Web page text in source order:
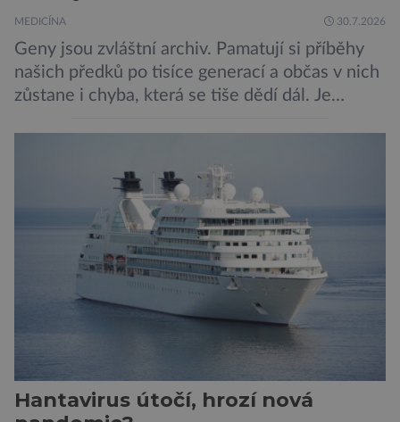
MEDICÍNA 30.7.2026
Geny jsou zvláštní archiv. Pamatují si příběhy
našich předků po tisíce generací a občas v nich
zůstane i chyba, která se tiše dědí dál. Je
jednou rozhodnout o zdraví jeho dítěte. Právě
to je případ řady dědičných onemocnění,
například cystické fibrózy, […]
Hantavirus útočí, hrozí nová